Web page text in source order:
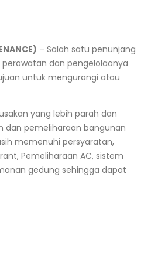
– Salah satu penunjang
dan pengelolaanya
untuk mengurangi atau
yang lebih parah dan
dan pemeliharaan bangunan
memenuhi persyaratan,
Pemeliharaan AC, sistem
gedung sehingga dapat